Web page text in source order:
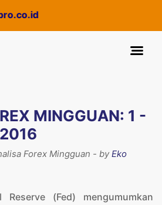
MINGGUAN: 1 -
Forex Mingguan - byEko
Reserve (Fed) mengumumkan